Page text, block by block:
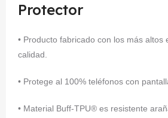
Protector
• Producto fabricado con los más altos
calidad.
• Protege al 100% teléfonos con
• Material Buff-TPU® es resistente